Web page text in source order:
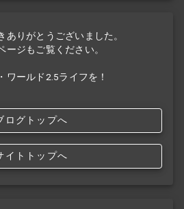
りがとうございました。
ージもご覧ください。
ワールド2.5ライフを！
ログトップへ
イトトップへ